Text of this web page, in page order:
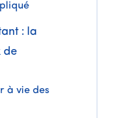
: la
de
à vie des